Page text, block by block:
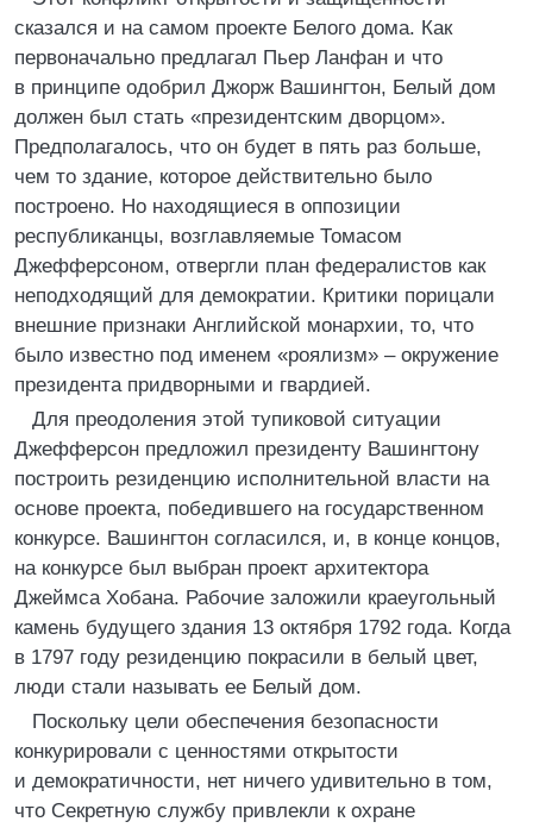
сказался и на самом проекте Белого дома. Как
первоначально предлагал Пьер Ланфан и что
в принципе одобрил Джорж Вашингтон, Белый дом
должен был стать «президентским дворцом».
Предполагалось, что он будет в пять раз больше,
чем то здание, которое действительно было
построено. Но находящиеся в оппозиции
республиканцы, возглавляемые Томасом
Джефферсоном, отвергли план федералистов как
неподходящий для демократии. Критики порицали
внешние признаки Английской монархии, то, что
было известно под именем «роялизм» – окружение
президента придворными и гвардией.
Для преодоления этой тупиковой ситуации
Джефферсон предложил президенту Вашингтону
построить резиденцию исполнительной власти на
основе проекта, победившего на государственном
конкурсе. Вашингтон согласился, и, в конце концов,
на конкурсе был выбран проект архитектора
Джеймса Хобана. Рабочие заложили краеугольный
камень будущего здания 13 октября 1792 года. Когда
в 1797 году резиденцию покрасили в белый цвет,
люди стали называть ее Белый дом.
Поскольку цели обеспечения безопасности
конкурировали с ценностями открытости
и демократичности, нет ничего удивительно в том,
что Секретную службу привлекли к охране